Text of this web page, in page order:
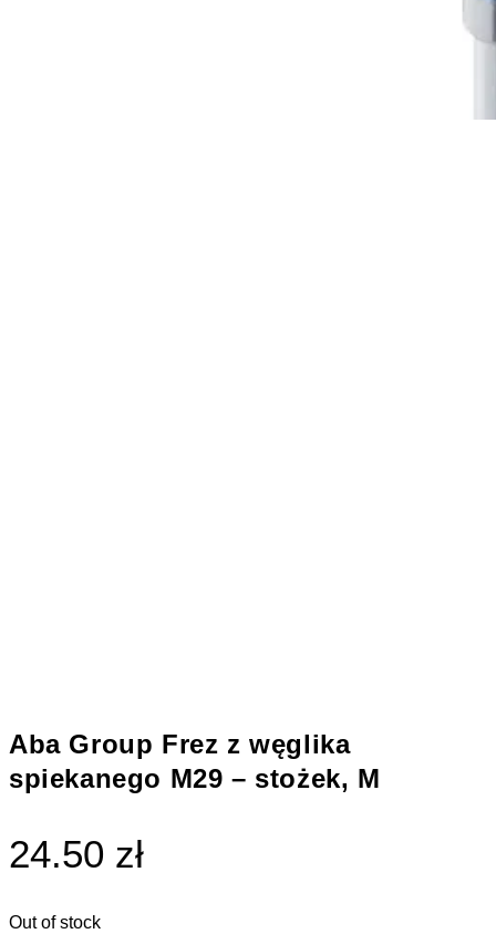
Aba Group Frez z węglika
spiekanego M29 – stożek, M
24.50 zł
Out of stock